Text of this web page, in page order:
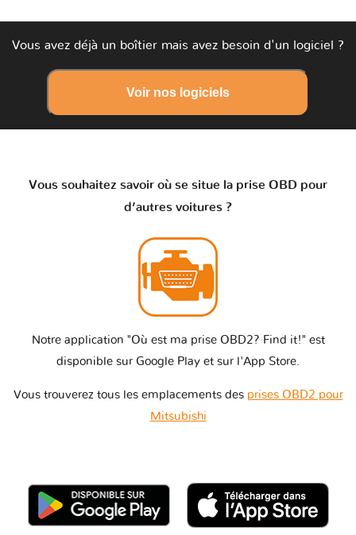
Vous avez déjà un boîtier mais avez besoin d'un logiciel ?
Voir nos logiciels
Vous souhaitez savoir où se situe la prise OBD pour
d’autres voitures ?
Notre application "Où est ma prise OBD2? Find it!" est
disponible sur Google Play et sur l'App Store.
Vous trouverez tous les emplacements des prises OBD2 pour
Mitsubishi